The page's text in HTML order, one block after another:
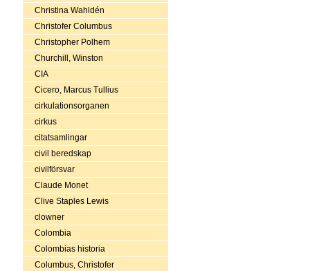
Christina Wahldén
Christofer Columbus
Christopher Polhem
Churchill, Winston
CIA
Cicero, Marcus Tullius
cirkulationsorganen
cirkus
citatsamlingar
civil beredskap
civilförsvar
Claude Monet
Clive Staples Lewis
clowner
Colombia
Colombias historia
Columbus, Christofer